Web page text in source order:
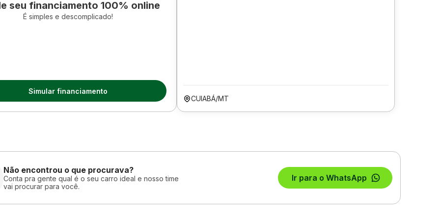
seu financiamento 100% online
É simples e descomplicado!
Simular financiamento
CUIABÁ/MT
Não encontrou o que procurava?
Conta pra gente qual é o seu carro ideal e nosso time
vai procurar para você.
Ir para o WhatsApp